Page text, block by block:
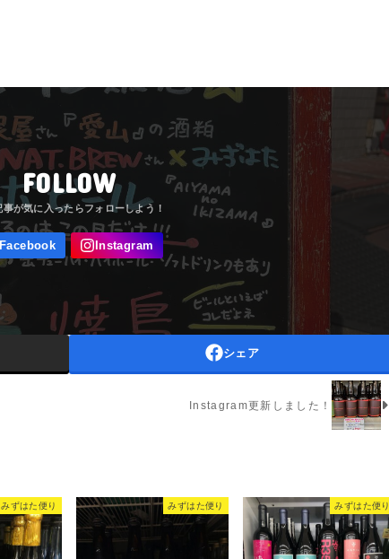
FOLLOW
シェア
Instagram更新しました！
みずはた便り みずはた便り みずはた便り